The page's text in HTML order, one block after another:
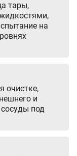
тары,
на
очистке,
и
под